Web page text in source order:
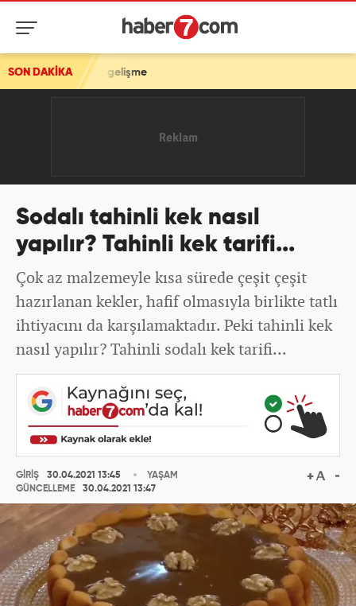
SON DAKİKA
gelişme
Sodalı tahinli kek nasıl
yapılır? Tahinli kek tarifi...
Çok az malzemeyle kısa sürede çeşit çeşit
hazırlanan kekler, hafif olmasıyla birlikte tatlı
ihtiyacını da karşılamaktadır. Peki tahinli kek
nasıl yapılır? Tahinli sodalı kek tarifi...
GİRİŞ
30.04.2021 13:45
GÜNCELLEME
30.04.2021 13:47
YAŞAM